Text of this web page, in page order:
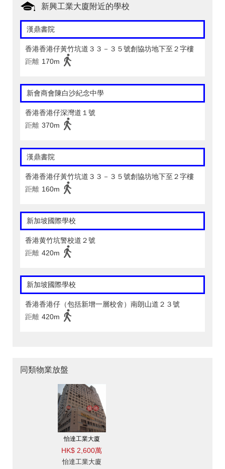
新興工業大廈附近的學校
漢鼎書院
香港香港仔黃竹坑道３３－３５號創協坊地下至２字樓
距離 170m
新會商會陳白沙紀念中學
香港香港仔深灣道１號
距離 370m
漢鼎書院
香港香港仔黃竹坑道３３－３５號創協坊地下至２字樓
距離 160m
新加坡國際學校
香港黄竹坑警校道２號
距離 420m
新加坡國際學校
香港香港仔（包括新增一層校舍）南朗山道２３號
距離 420m
同類物業放盤
怡達工業大廈
HK$ 2,600萬
怡達工業大廈